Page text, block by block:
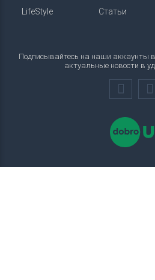
LifeStyle
Статьи
Подписывайтесь на наши аккаунты
актуальные новости в